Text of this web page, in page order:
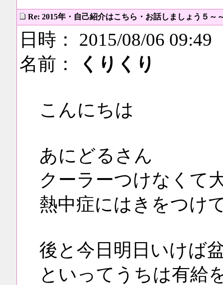
Re: 2015年・自己紹介はこちら・お話しましょう５～
日時： 2015/08/06 09:49
名前：
くりくり
こんにちは
あにどるさん
クーラーつけなくて
熱中症にはきをつけ
後と今日明日いけば
といってうちは有給